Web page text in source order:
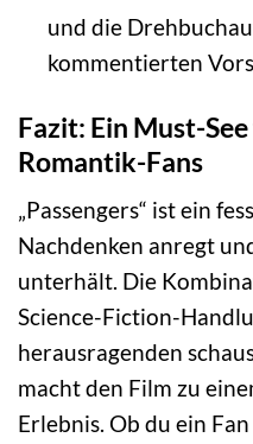
und die
kommentierten
Fazit: Ein Must-
Romantik-Fans
„Passengers“ ist ein
Nachdenken anregt
unterhält. Die
Science-Fiction-
herausragenden
macht den Film zu
Erlebnis. Ob du ein